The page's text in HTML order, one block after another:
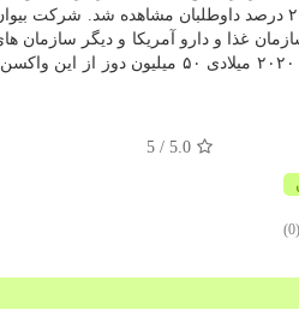
جدی در آنها مشاهده نشد. خستگی در ۳.۸ درصد و سردرد در ۲ درصد
غذا و دارو آمریکا و دیگر سازمان
5.0
/ 5
(0)